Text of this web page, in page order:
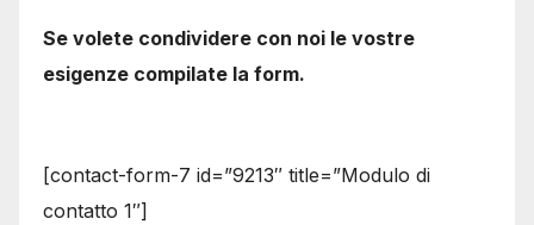
Se volete condividere con noi le vostre
esigenze compilate la form.
[contact-form-7 id=”9213″ title=”Modulo di
contatto 1″]